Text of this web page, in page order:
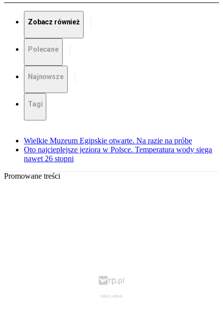
Zobacz również
Polecane
Najnowsze
Tagi
Wielkie Muzeum Egipskie otwarte. Na razie na próbę
Oto najcieplejsze jeziora w Polsce. Temperatura wody sięga
nawet 26 stopni
Promowane treści